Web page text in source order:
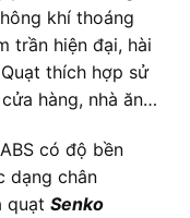
khí thoáng
trần hiện đại, hài
thích hợp sử
hàng, nhà ăn…
có độ bền
dạng chân
quạt Senko